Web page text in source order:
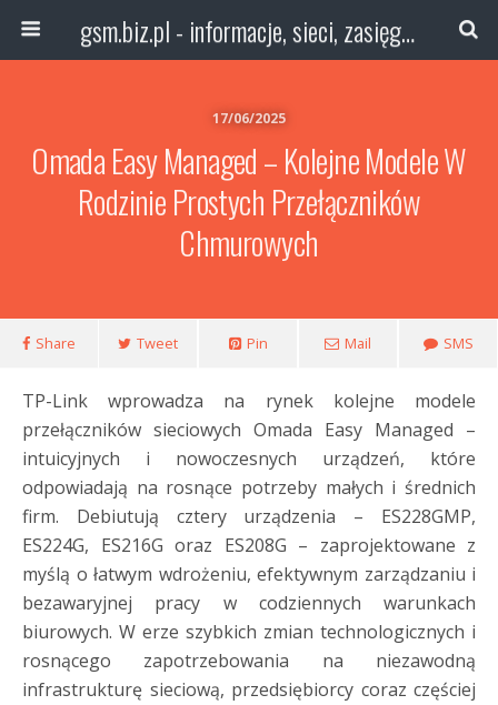
gsm.biz.pl - informacje, sieci, zasięg technologie
17/06/2025
Omada Easy Managed – Kolejne Modele W
Rodzinie Prostych Przełączników
Chmurowych
Share Tweet Pin Mail SMS
TP-Link wprowadza na rynek kolejne modele
przełączników sieciowych Omada Easy Managed –
intuicyjnych i nowoczesnych urządzeń, które
odpowiadają na rosnące potrzeby małych i średnich
firm. Debiutują cztery urządzenia – ES228GMP,
ES224G, ES216G oraz ES208G – zaprojektowane z
myślą o łatwym wdrożeniu, efektywnym zarządzaniu i
bezawaryjnej pracy w codziennych warunkach
biurowych. W erze szybkich zmian technologicznych i
rosnącego zapotrzebowania na niezawodną
infrastrukturę sieciową, przedsiębiorcy coraz częściej